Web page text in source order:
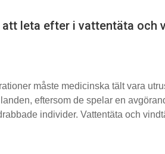
måste medicinska tält vara
eftersom de spelar en
individer. Vattentäta och
stormar.